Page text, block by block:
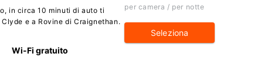
in circa 10 minuti di auto ti
e a Rovine di Craignethan.
Wi-Fi gratuito
per camera / per notte
Seleziona